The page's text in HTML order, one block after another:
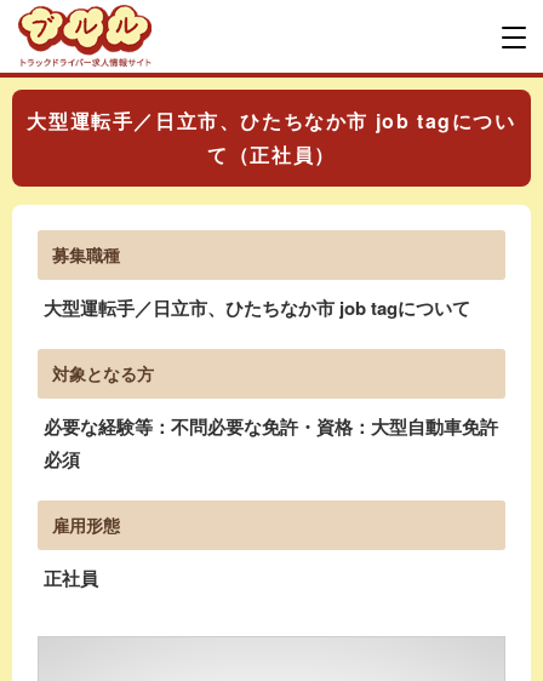
大型運転手／日立市、ひたちなか市 job tagについ
て（正社員）
募集職種
大型運転手／日立市、ひたちなか市 job tagについて
対象となる方
必要な経験等：不問必要な免許・資格：大型自動車免許
必須
雇用形態
正社員